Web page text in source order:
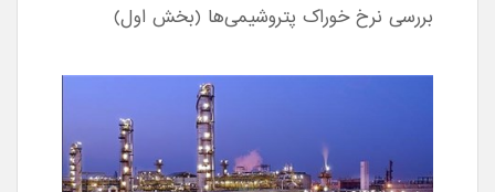
بررسی نرخ خوراک پتروشیمی‌ها (بخش اول)